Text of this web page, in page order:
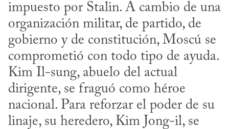
impuesto por Stalin. A cambio de una
organización militar, de partido, de
gobierno y de constitución, Moscú se
comprometió con todo tipo de ayuda.
Kim Il-sung, abuelo del actual
dirigente, se fraguó como héroe
nacional. Para reforzar el poder de su
linaje, su heredero, Kim Jong-il, se